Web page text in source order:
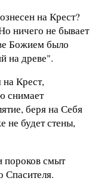
на Крест?
ничего не бывает
Божием было
на древе".
Крест,
снимает
беря на Себя
не будет стены,
пороков смыт
Спасителя.